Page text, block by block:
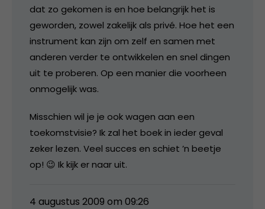
dat zo gekomen is en hoe belangrijk het is
geworden, zowel zakelijk als privé. Hoe het een
instrument kan zijn om zelf en samen met
anderen verder te ontwikkelen en snel dingen
uit te proberen. Op een manier die voorheen
onmogelijk was.
Misschien wil je je ook wagen aan een
toekomstvisie? Ik zal het boek in ieder geval
zeker lezen. Veel succes en schiet ’n beetje
op! 😉 Ik kijk er naar uit.
4 augustus 2009 om 09:26